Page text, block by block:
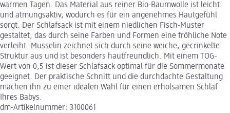
warmen Tagen. Das Material aus reiner Bio-Baumwolle ist leicht
und atmungsaktiv, wodurch es für ein angenehmes Hautgefühl
sorgt. Der Schlafsack ist mit einem niedlichen Fisch-Muster
gestaltet, das durch seine Farben und Formen eine fröhliche Note
verleiht. Musselin zeichnet sich durch seine weiche, gecrinkelte
Struktur aus und ist besonders hautfreundlich. Mit einem TOG-
Wert von 0,5 ist dieser Schlafsack optimal für die Sommermonate
geeignet. Der praktische Schnitt und die durchdachte Gestaltung
machen ihn zu einer idealen Wahl für einen erholsamen Schlaf
Ihres Babys.
dm-Artikelnummer: 3100061